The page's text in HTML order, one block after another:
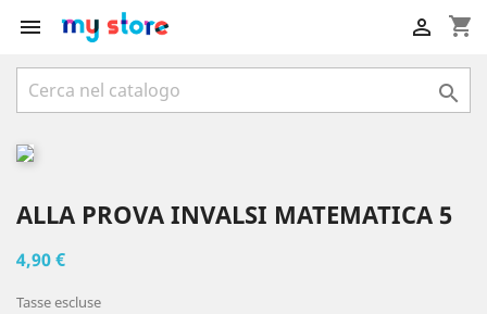
 shopping_cart


ALLA PROVA INVALSI MATEMATICA 5
4,90 €
Tasse escluse